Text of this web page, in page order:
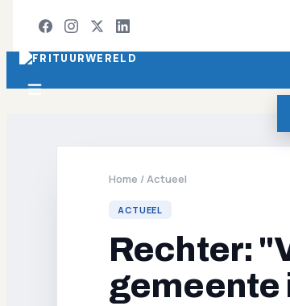
Home /Actueel
ACTUEEL
Rechter:
gemeente